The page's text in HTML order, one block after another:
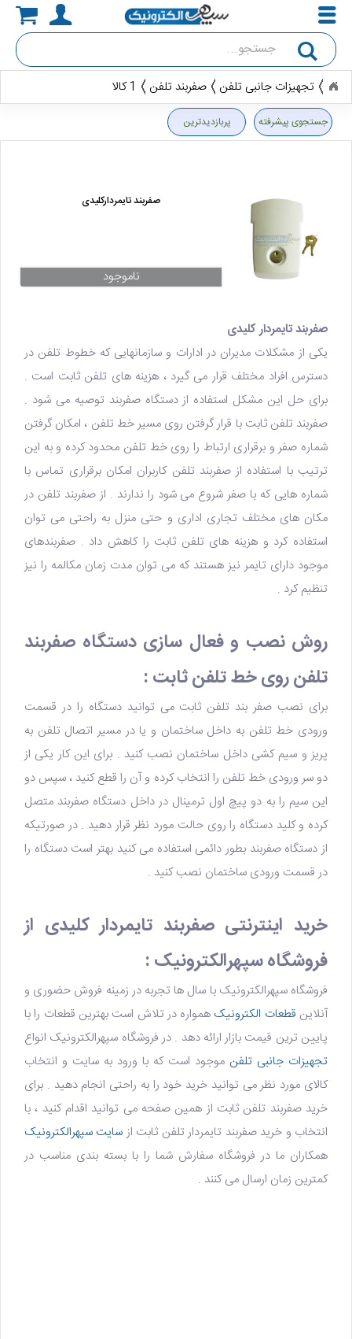
جستجو
تجهیزات جانبی تلفن صفربند تلفن 1 کالا
جستجوی پیشرفته پربازدیدترین
صفربند تایمردارکلیدی
ناموجود
صفربند تایمردار کلیدی
یکی از مشکلات مدیران در ادارات و سازمانهایی که خطوط تلفن در
دسترس افراد مختلف قرار می گیرد ، هزینه های تلفن ثابت است .
برای حل این مشکل استفاده ازدستگاه صفربند توصیه می شود .
صفربند تلفن ثابت با قرار گرفتن روی مسیر خط تلفن ، امکان گرفتن
شماره صفر و برقراری ارتباط را روی خط تلفن محدود کرده و به این
ترتیب با استفاده از صفربند تلفن کاربران امکان برقراری تماس با
شماره هایی که با صفر شروع می شود را ندارند . از صفربند تلفن در
مکان های مختلف تجاری اداری و حتی منزل به راحتی می توان
استفاده کرد و هزینه های تلفن ثابت را کاهش داد . صفربندهای
موجود دارای تایمر نیز هستند که می توان مدت زمان مکالمه را نیز
تنظیم کرد .
روش نصب و فعال سازی دستگاه صفربند
تلفن روی خط تلفن ثابت :
برای نصب صفر بند تلفن ثابت می توانید دستگاه را در قسمت
ورودی خط تلفن به داخل ساختمان و یا در مسیر اتصال تلفن به
پریز و سیم کشی داخل ساختمان نصب کنید . برای این کار یکی از
دو سر ورودی خط تلفن را انتخاب کرده و آن را قطع کنید ، سپس دو
این سیم را به دو پیچ اول ترمینال در داخل دستگاه صفربند متصل
کرده و کلید دستگاه را روی حالت مورد نظر قرار دهید . در صورتیکه
از دستگاه صفربند بطور دائمی استفاده می کنید بهتر است دستگاه را
در قسمت ورودی ساختمان نصب کنید .
خرید اینترنتی صفربند تایمردار کلیدی از
فروشگاه سپهرالکترونیک :
فروشگاه سپهرالکترونیک با سال ها تجربه در زمینه فروش حضوری و
آنلاین قطعات الکترونیک همواره در تلاش است بهترین قطعات را با
پایین ترین قیمت بازار ارائه دهد . در فروشگاه سپهرالکترونیک انواع
تجهیزات جانبی تلفن موجود است که با ورود به سایت و انتخاب
کالای مورد نظر می توانید خرید خود را به راحتی انجام دهید . برای
خرید صفربند تلفن ثابت از همین صفحه می توانید اقدام کنید ، با
انتخاب و خرید صفربند تایمردار تلفن ثابت از سایت سپهرالکترونیک
همکاران ما در فروشگاه سفارش شما را با بسته بندی مناسب در
کمترین زمان ارسال می کنند .